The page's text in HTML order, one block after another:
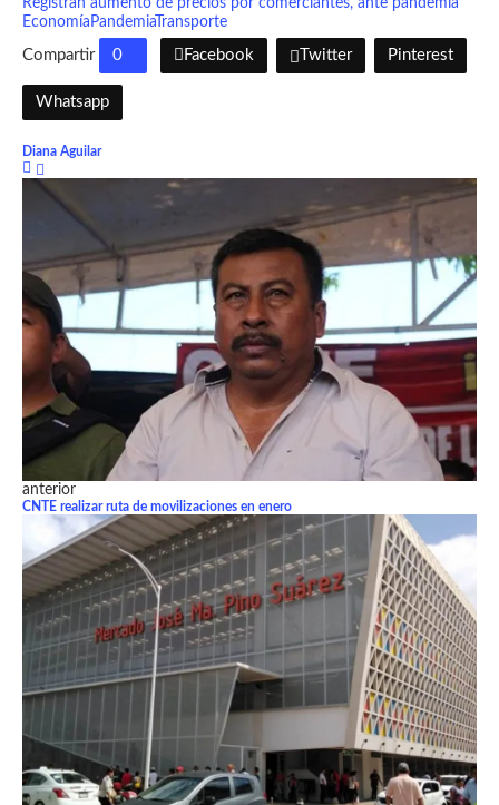
Economía PandemiaTransporte
Compartir 0 Facebook Twitter Pinterest
Whatsapp
Diana Aguilar
anterior
CNTE realizar ruta de movilizaciones en enero